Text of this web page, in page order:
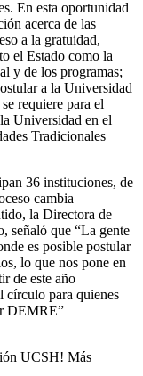
En esta oportunidad
acerca de las
a la gratuidad,
el Estado como la
y de los programas;
a la Universidad
requiere para el
Universidad en el
Tradicionales
36 instituciones, de
cambia
la Directora de
señaló que “La gente
es posible postular
lo que nos pone en
de este año
círculo para quienes
DEMRE”
UCSH! Más